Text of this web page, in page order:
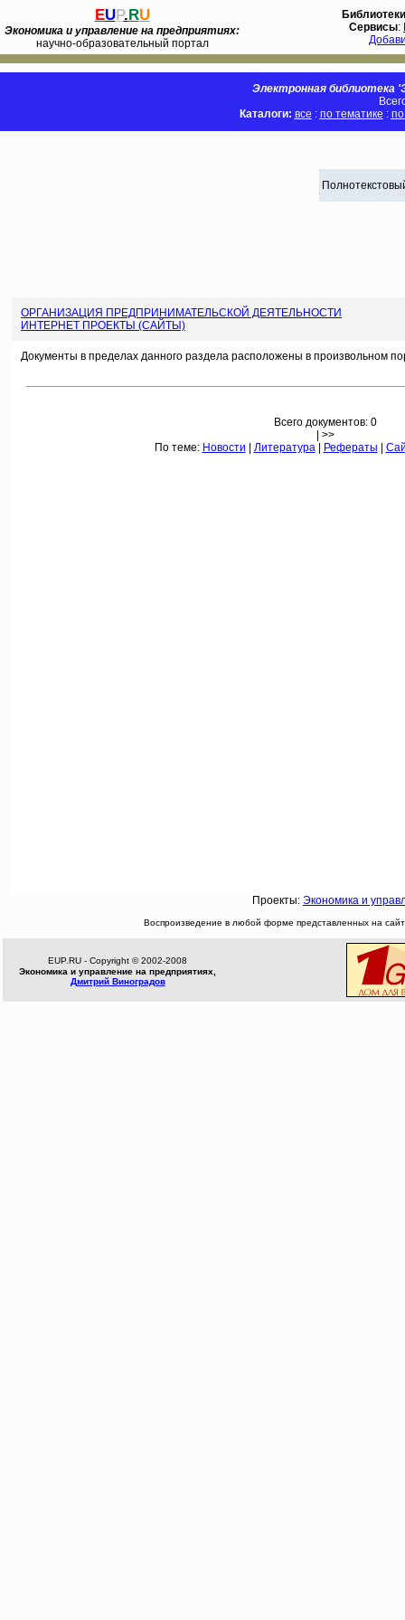
EUP.RU
Экономика и управление на предприятиях:
научно-образовательный портал
Библиотеки
Сервисы:
Электронная библиотека
Каталоги: все : по тематике :
ОРГАНИЗАЦИЯ ПРЕДПРИНИМАТЕЛЬСКОЙ ДЕЯТЕЛЬНОСТИ
ИНТЕРНЕТ ПРОЕКТЫ (САЙТЫ)
Документы в пределах данного раздела расположены в произвольном
Всего документов: 0
| >>
По теме: Новости Литература| Рефераты
Проекты: Экономика и
Воспроизведение в любой форме представленных на
EUP.RU - Copyright © 2002-2008
Экономика и управление на предприятиях,
Дмитрий Виноградов